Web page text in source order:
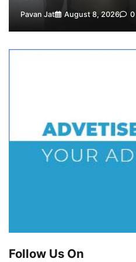
Pavan Jat August 8, 2026 0
Follow Us On